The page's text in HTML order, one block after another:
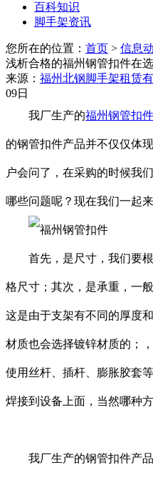
百科知识
脚手架资讯
您所在的位置： 首页 > 信息
浅析合格的福州钢管扣件在
来源： 福州北钢脚手架租赁
09日
我厂生产的福州钢管扣件
的钢管扣件产品并不仅仅体
户会问了，在采购的时候我
哪些问题呢？现在我们一起
首先，是尺寸，我们要根
格尺寸；其次，是承重，一
这是由于支架有不同的厚度
材质也会选择镀锌材质的；
使用丝杆、插杆、膨胀胶套
焊接到设备上面，当然哪种
我厂生产的钢管扣件产品